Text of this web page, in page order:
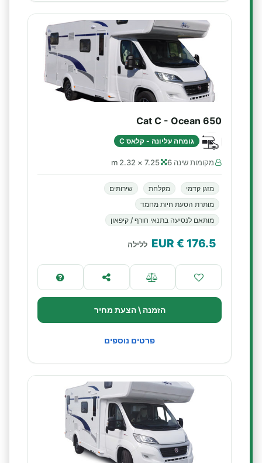
Cat C - Ocean 650
גומחה עליונה - קלאס C
מקומות שינה 6 7.25 × 2.32 m
מזגן קדמי מקלחת
שירותים
מותרת הסעת חיות מחמד
מותאם לנסיעה בתנאי חורף / קיפאון
176.5
€ EUR ללילה
הזמנה \ הצעת מחיר
פרטים נוספים